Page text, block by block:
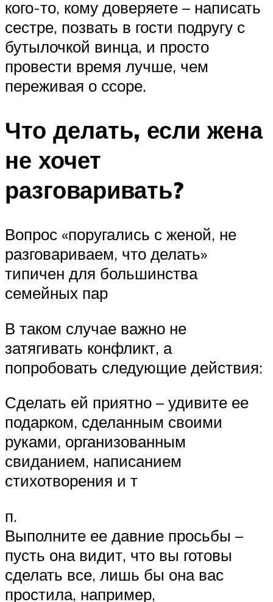
кого-то, кому доверяете – написать
сестре, позвать в гости подругу с
бутылочкой винца, и просто
провести время лучше, чем
переживая о ссоре.
Что делать, если жена
не хочет
разговаривать?
Вопрос «поругались с женой, не
разговариваем, что делать»
типичен для большинства
семейных пар
В таком случае важно не
затягивать конфликт, а
попробовать следующие действия:
Сделать ей приятно – удивите ее
подарком, сделанным своими
руками, организованным
свиданием, написанием
стихотворения и т
п.
Выполните ее давние просьбы –
пусть она видит, что вы готовы
сделать все, лишь бы она вас
простила, например,